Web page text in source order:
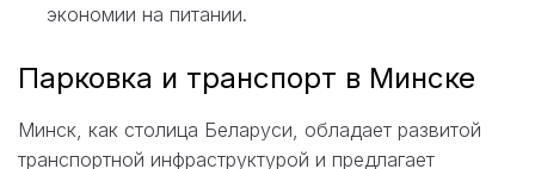
экономии на питании.
Парковка и транспорт в Минске
Минск, как столица Беларуси, обладает развитой
транспортной инфраструктурой и предлагает